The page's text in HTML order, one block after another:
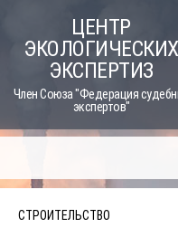
content
ЦЕНТР
ЭКОЛОГИЧЕСКИХ
ЭКСПЕРТИЗ
Член Союза "Федерация
экспертов"
СТРОИТЕЛЬСТВО